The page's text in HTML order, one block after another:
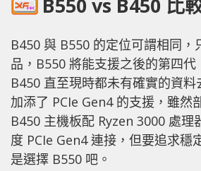
B550 vs B450 比
B450 與 B550 的定位可謂相同，
品，B550 將能支援之後的第四代
B450 直至現時都未有確實的資
加添了 PCIe Gen4 的支援，雖然
B450 主機板配 Ryzen 3000 處理
度 PCIe Gen4 連接，但要追求穩
是選擇 B550 吧。